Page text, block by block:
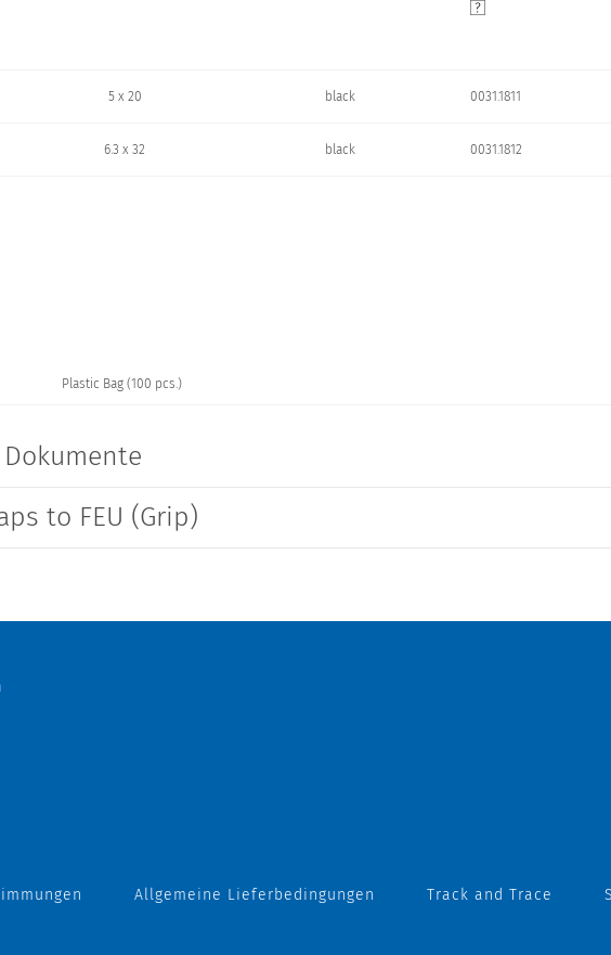
5 x 20 black 0031.1811
6.3 x 32 black 0031.1812
Plastic Bag (100 pcs.)
to FEU (Grip)
Allgemeine Lieferbedingungen Track and Trace